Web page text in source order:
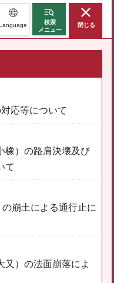
検索
メニュー
閉じる
応等について
橡）の路肩決壊及び
て
崩土による通行止に
又）の法面崩落によ